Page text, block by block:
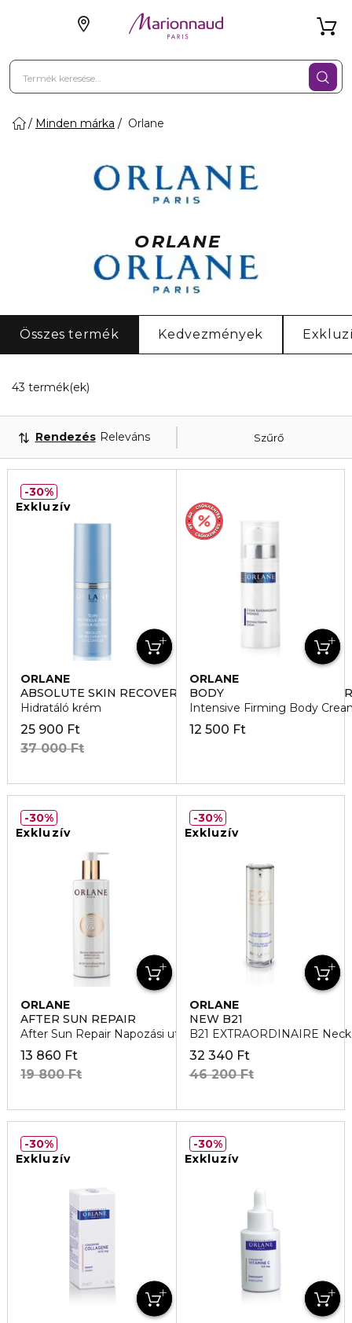
Minden márka Orlane
ORLANE
Összes termék Kedvezmények
43 termék(ek)
Szűrő
Rendezés Releváns
Exkluzív
ORLANE
ABSOLUTE SKIN RECOVERY CARE EYE CONTOUR
Hidratáló krém
25 900 Ft
37 000 Ft
30%
ORLANE
BODY
Intensive Firming Body
12 500 Ft
Exkluzív
ORLANE
AFTER SUN REPAIR
After Sun Repair Napozási utáni balzsam
13 860 Ft
19 800 Ft
30%
Exkluzív
ORLANE
NEW B21
B21 EXTRAORDINAIRE
32 340 Ft
46 200 Ft
30%
Exkluzív
30%
Exkluzív
30%